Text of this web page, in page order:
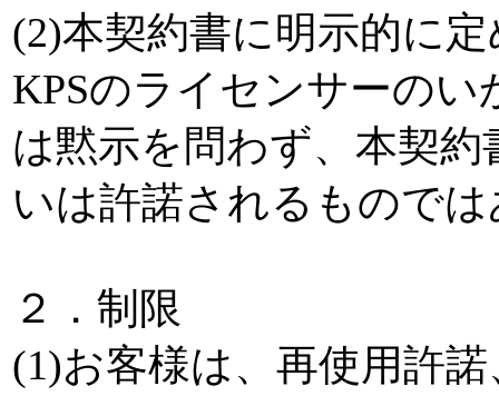
(2)本契約書に明示的に
KPSのライセンサーの
は黙示を問わず、本契
いは許諾されるもので
２．制限
(1)お客様は、再使用許